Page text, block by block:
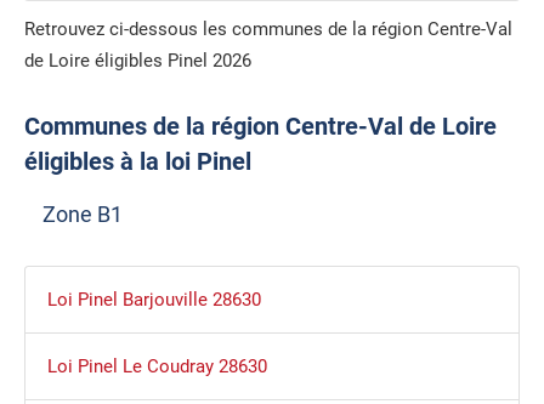
Retrouvez ci-dessous les communes de la région Centre-Val
de Loire éligibles Pinel 2026
Communes de la région Centre-Val de Loire
éligibles à la loi Pinel
Zone B1
Loi Pinel Barjouville 28630
Loi Pinel Le Coudray 28630